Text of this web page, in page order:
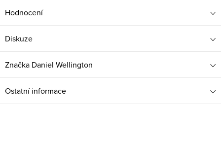
Hodnocení
Diskuze
Značka Daniel Wellington
Ostatní informace